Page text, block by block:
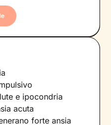
e ipocondria
acuta
forte ansia